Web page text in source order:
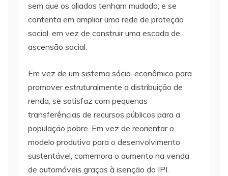
sem que os aliados tenham mudado; e se
contenta em ampliar uma rede de proteção
social, em vez de construir uma escada de
ascensão social.
Em vez de um sistema sócio-econômico para
promover estruturalmente a distribuição de
renda, se satisfaz com pequenas
transferências de recursos públicos para a
população pobre. Em vez de reorientar o
modelo produtivo para o desenvolvimento
sustentável, comemora o aumento na venda
de automóveis graças à isenção do IPI.